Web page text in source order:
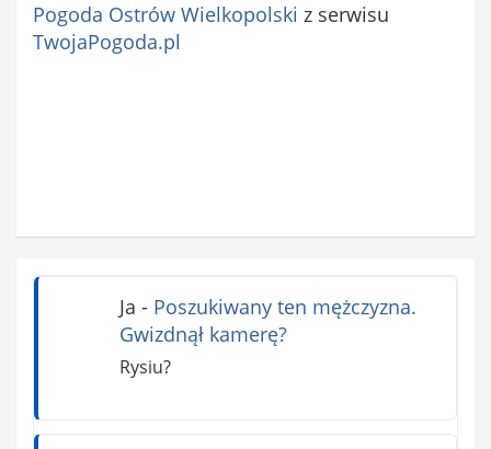
Pogoda Ostrów Wielkopolski z serwisu
TwojaPogoda.pl
Ja - Poszukiwany ten mężczyzna.
Gwizdnął kamerę?
Rysiu?